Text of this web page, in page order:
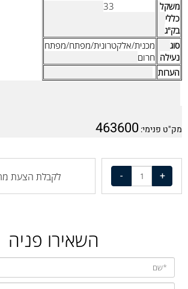
משקל
כללי
בק"ג
סוג
נעילה
מכנית/אלקטרונית/מפתח/מפתח
חרום
הערות
מק"ט פנימי:463600
לקבלת הצעת
השאירו פניה